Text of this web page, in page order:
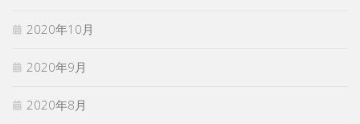
2020年10月
2020年9月
2020年8月